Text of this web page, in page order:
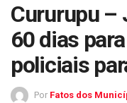
Cururupu –
60 dias
policiais
Por Fatos dos